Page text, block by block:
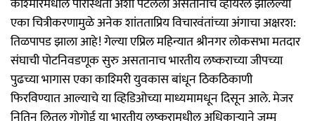
एका चित्रीकरणामुळे अनेक शांतताप्रिय विचारवंतांच्या अंगाचा अक्षरश:
तिळपापड झाला आहे! गेल्या एप्रिल महिन्यात श्रीनगर लोकसभा मतदार
संघाची पोटनिवडणूक सुरु असतानाच भारतीय लष्कराच्या जीपच्या
पुढच्या भागास एका काश्‍मिरी युवकास बांधून ठिकठिकाणी
फिरविण्यात आल्याचे या व्हिडिओच्या माध्यमामधून दिसून आले. मेजर